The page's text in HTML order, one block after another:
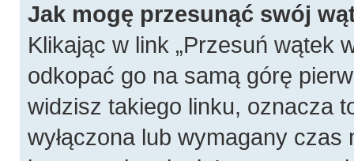
Jak mogę przesunąć swój
Klikając w link „Przesuń wątek
odkopać go na samą górę
widzisz takiego linku, oznacza
wyłączona lub wymagany